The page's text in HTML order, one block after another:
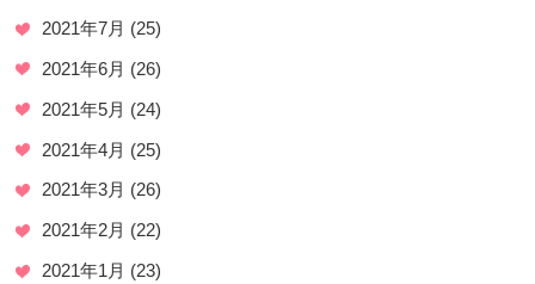
2021年7月 (25)
2021年6月 (26)
2021年5月 (24)
2021年4月 (25)
2021年3月 (26)
2021年2月 (22)
2021年1月 (23)